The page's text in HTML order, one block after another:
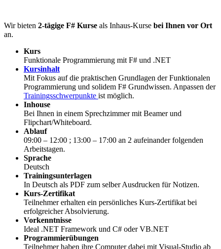
Wir bieten 2-tägige F# Kurse als Inhaus-Kurse bei Ihnen vor Ort
an.
Kurs
Funktionale Programmierung mit F# und .NET
Kursinhalt
Mit Fokus auf die praktischen Grundlagen der Funktionalen
Programmierung und solidem F# Grundwissen. Anpassen der
Trainingsschwerpunkte ist möglich.
Inhouse
Bei Ihnen in einem Sprechzimmer mit Beamer und
Flipchart/Whiteboard.
Ablauf
09:00 – 12:00 ; 13:00 – 17:00 an 2 aufeinander folgenden
Arbeitstagen.
Sprache
Deutsch
Trainingsunterlagen
In Deutsch als PDF zum selber Ausdrucken für Notizen.
Kurs-Zertifikat
Teilnehmer erhalten ein persönliches Kurs-Zertifikat bei
erfolgreicher Absolvierung.
Vorkenntnisse
Ideal .NET Framework und C# oder VB.NET
Programmierübungen
Teilnehmer haben ihre Computer dabei mit Visual-Studio ab